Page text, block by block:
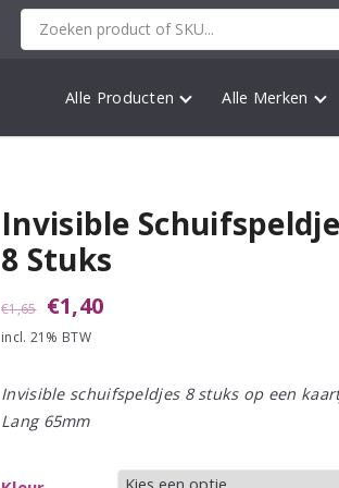
Alle Producten Alle Merken
Invisible
8 Stuks
€1,65
Oorspronkelijke
prijs
was:
€1,65.
€1,40Huidige
is:
incl. 21% BTW
Invisible schuifspeldjes 8 stuks op een
Lang 65mm